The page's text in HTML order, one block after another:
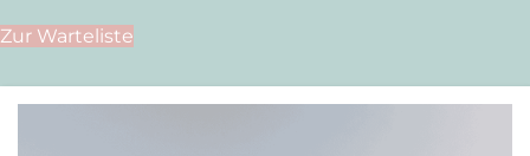
Zur Warteliste